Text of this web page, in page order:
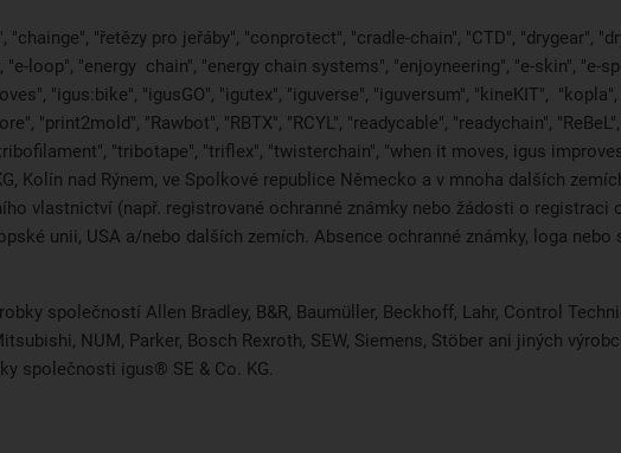
"chainge", "řetězy pro jeřáby", "conprotect", "cradle-chain", "CTD", "drygear",
"e-loop", "energy chain", "energy chain systems", "enjoyneering", "e-skin", "e-
"igus:bike", "igusGO", "igutex", "iguverse", "iguversum", "kineKIT",
"print2mold", "Rawbot", "RBTX", "RCYL", "readycable", "readychain",
"tribotape", "triflex", "twisterchain", "when it moves, igus
Kolín nad Rýnem, ve Spolkové republice Německo a v mnoha dalších
vlastnictví (např. registrované ochranné známky nebo žádosti o
unii, USA a/nebo dalších zemích. Absence ochranné známky, loga
společností Allen Bradley, B&R, Baumüller, Beckhoff, Lahr, Control
NUM, Parker, Bosch Rexroth, SEW, Siemens, Stöber ani jiných
společnosti igus® SE & Co. KG.